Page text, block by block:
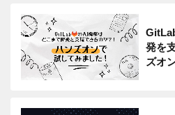
発を
ズオ